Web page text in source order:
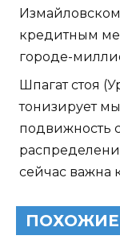
Измайловском
кредитным
городе-
Шпагат стоя
тонизирует
подвижность
сейчас важна
ПОХОЖИЕ